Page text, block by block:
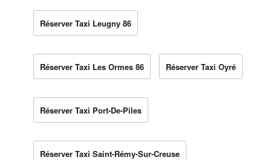
Réserver Taxi Leugny 86
Réserver Taxi Les Ormes 86 Réserver Taxi Oyré
Réserver Taxi Port-De-Piles
Réserver Taxi Saint-Rémy-Sur-Creuse